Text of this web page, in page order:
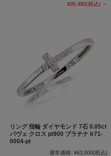
¥95,480(税込) ～
リング 指輪 ダイヤモンド 7石 0.05ct
パヴェ クロス pt900 プラチナ lr71-
0004-pt
通常価格: ¥63,800(税込)